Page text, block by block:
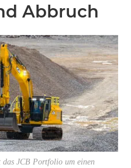
Abbruch
das JCB Portfolio um einen